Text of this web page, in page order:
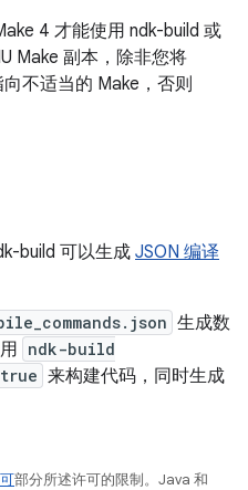
4 才能使用 ndk-build 或
Make 副本，除非您将
不适当的 Make，否则
build 可以生成 JSON 编译
生成数
ndk-build
来构建代码，同时生成
部分所述许可的限制。Java 和